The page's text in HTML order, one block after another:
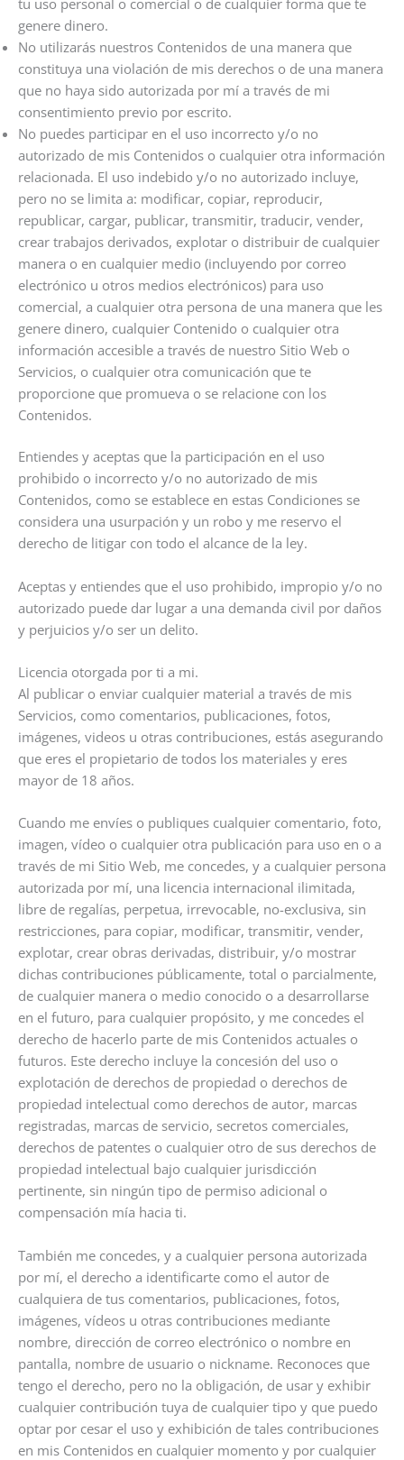
tu uso personal o comercial o de cualquier forma que te
genere dinero.
No utilizarás nuestros Contenidos de una manera que
constituya una violación de mis derechos o de una manera
que no haya sido autorizada por mí a través de mi
consentimiento previo por escrito.
No puedes participar en el uso incorrecto y/o no
autorizado de mis Contenidos o cualquier otra información
relacionada. El uso indebido y/o no autorizado incluye,
pero no se limita a: modificar, copiar, reproducir,
republicar, cargar, publicar, transmitir, traducir, vender,
crear trabajos derivados, explotar o distribuir de cualquier
manera o en cualquier medio (incluyendo por correo
electrónico u otros medios electrónicos) para uso
comercial, a cualquier otra persona de una manera que les
genere dinero, cualquier Contenido o cualquier otra
información accesible a través de nuestro Sitio Web o
Servicios, o cualquier otra comunicación que te
proporcione que promueva o se relacione con los
Contenidos.
Entiendes y aceptas que la participación en el uso
prohibido o incorrecto y/o no autorizado de mis
Contenidos, como se establece en estas Condiciones se
considera una usurpación y un robo y me reservo el
derecho de litigar con todo el alcance de la ley.
Aceptas y entiendes que el uso prohibido, impropio y/o no
autorizado puede dar lugar a una demanda civil por daños
y perjuicios y/o ser un delito.
Licencia otorgada por ti a mi.
Al publicar o enviar cualquier material a través de mis
Servicios, como comentarios, publicaciones, fotos,
imágenes, videos u otras contribuciones, estás asegurando
que eres el propietario de todos los materiales y eres
mayor de 18 años.
Cuando me envíes o publiques cualquier comentario, foto,
imagen, vídeo o cualquier otra publicación para uso en o a
través de mi Sitio Web, me concedes, y a cualquier persona
autorizada por mí, una licencia internacional ilimitada,
libre de regalías, perpetua, irrevocable, no-exclusiva, sin
restricciones, para copiar, modificar, transmitir, vender,
explotar, crear obras derivadas, distribuir, y/o mostrar
dichas contribuciones públicamente, total o parcialmente,
de cualquier manera o medio conocido o a desarrollarse
en el futuro, para cualquier propósito, y me concedes el
derecho de hacerlo parte de mis Contenidos actuales o
futuros. Este derecho incluye la concesión del uso o
explotación de derechos de propiedad o derechos de
propiedad intelectual como derechos de autor, marcas
registradas, marcas de servicio, secretos comerciales,
derechos de patentes o cualquier otro de sus derechos de
propiedad intelectual bajo cualquier jurisdicción
pertinente, sin ningún tipo de permiso adicional o
compensación mía hacia ti.
También me concedes, y a cualquier persona autorizada
por mí, el derecho a identificarte como el autor de
cualquiera de tus comentarios, publicaciones, fotos,
imágenes, vídeos u otras contribuciones mediante
nombre, dirección de correo electrónico o nombre en
pantalla, nombre de usuario o nickname. Reconoces que
tengo el derecho, pero no la obligación, de usar y exhibir
cualquier contribución tuya de cualquier tipo y que puedo
optar por cesar el uso y exhibición de tales contribuciones
en mis Contenidos en cualquier momento y por cualquier